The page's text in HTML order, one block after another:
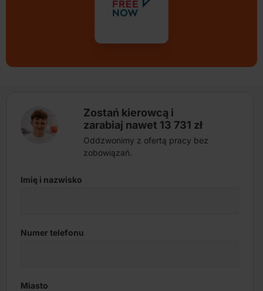
Zostań kierowcą i
zarabiaj nawet 13 731 zł
Oddzwonimy z ofertą pracy bez
zobowiązań.
Imię i nazwisko
Numer telefonu
Miasto